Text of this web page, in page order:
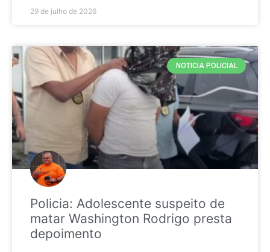
29 de julho de 2026
NOTICIA POLICIAL
Policia: Adolescente suspeito de
matar Washington Rodrigo presta
depoimento